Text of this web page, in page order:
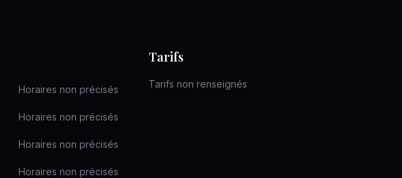
Horaires non précisés
Horaires non précisés
Horaires non précisés
Horaires non précisés
Tarifs
Tarifs non renseignés